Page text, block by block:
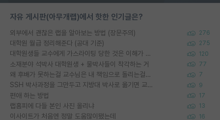
자유 게시판(아무개랩)에서 핫한 인기글은?
외부에서 괜찮은 랩을 알아보는 방법 (장문주의) 276
대학원 월급 정리해준다 (공대 기준) 275
대학원생들 교수에게 가스라이팅 당한 것은 이해가 갑니다. 안타깝네요. 120
소재분야 석박사 대학원생 + 물박사들이 착각하는 거 77
왜 후배가 못하는걸 교수님은 내 책임으로 돌리는걸까요? 7
SSH 박사과정을 그만두고 지방대 박사로 옮기면 교수의 꿈은 끝일까요? 9
편애 하는 방법 17
랩홈피에 다들 본인 사진 올리냐 13
이사이트가 처음엔 정말 도움많이됐는데 16